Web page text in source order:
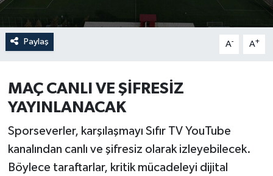
Paylaş A- A+
MAÇ CANLI VE ŞİFRESİZ
YAYINLANACAK
Sporseverler, karşılaşmayı Sıfır TV YouTube
kanalından canlı ve şifresiz olarak izleyebilecek.
Böylece taraftarlar, kritik mücadeleyi dijital